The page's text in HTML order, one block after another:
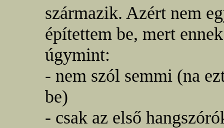
származik. Azért nem
építettem be, mert
úgymint:
- nem szól semmi (na
be)
- csak az első